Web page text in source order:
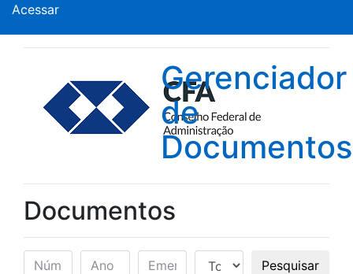
Acessar
Gerenciador
de
Documentos
Documentos
Pesquisar